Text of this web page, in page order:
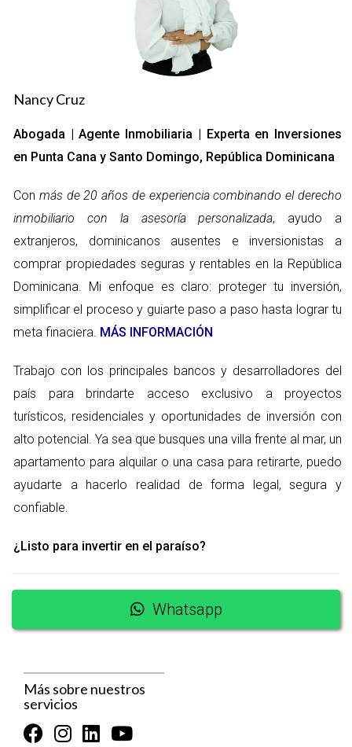
La coordinación legal es otro aspecto crucial del proceso.
Trabajar con abogados locales para garantizar que todos los
documentos estén correctamente preparados y revisados.
Esto te proporcionará una capa adicional de seguridad y
tranquilidad al saber que todos los aspectos legales están
donde supervisaré cada detalle para asegurarme de que todo
se realice sin contratiempos. Mi compromiso es hacer que
Conclusiones
En resumen, contar con el apoyo de un asesor inmobiliario
local puede marcar la diferencia en tu experiencia de compra
en Punta Cana. Te ofrezco no solo conocimiento del mercado,
sino también un enfoque personalizado que prioriza tus
necesidades y preocupaciones. Estoy aquí para ayudarte a
propiedad en esta hermosa región, no dudes en contactarme.
¡Hablemos hoy mismo!
Si tienes preguntas o deseas comenzar tu búsqueda de
propiedades, estoy aquí para ayudarte. Juntos haremos
realidad tu sueño de tener un hogar en Punta Cana.
Contáctame
a encontrar la propiedad perfecta para ti.
Preguntas Frecuentes
¿Cuánto tiempo toma el proceso de compra?
El tiempo varía según varios factores, pero generalmente
cierre, y depende si la propiedad esta lista o aun esta en
Nancy Cruz
Abogada | Agente Inmobiliaria | Experta en Inversiones
en Punta Cana y Santo Domingo, República Dominicana
Con más de 20 años de experiencia combinando el derecho
inmobiliario con la asesoría personalizada, ayudo a
extranjeros, dominicanos ausentes e inversionistas a
comprar propiedades seguras y rentables en la República
Dominicana. Mi enfoque es claro: proteger tu inversión,
simplificar el proceso y guiarte paso a paso hasta lograr tu
meta finaciera. MÁS INFORMACIÓN
Trabajo con los principales bancos y desarrolladores del
país para brindarte acceso exclusivo a proyectos
turísticos, residenciales y oportunidades de inversión con
alto potencial. Ya sea que busques una villa frente al mar, un
apartamento para alquilar o una casa para retirarte, puedo
ayudarte a hacerlo realidad de forma legal, segura y
confiable.
¿Listo para invertir en el paraíso?
Whatsapp
Más sobre nuestros
servicios